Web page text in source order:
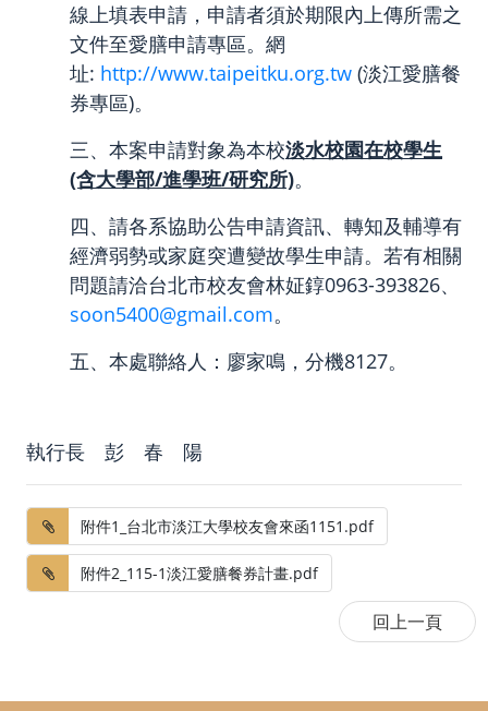
線上填表申請，申請者須於期限內上傳所需之
文件至愛膳申請專區。網
址: http://www.taipeitku.org.tw (淡江愛膳餐
券專區)。
三、本案申請對象為本校淡水校園在校學生
(含大學部/進學班/研究所)。
四、請各系協助公告申請資訊、轉知及輔導有
經濟弱勢或家庭突遭變故學生申請。若有相關
問題請洽台北市校友會林姃錞0963-393826、
soon5400@gmail.com。
五、本處聯絡人：廖家鳴，分機8127。
執行長 彭 春 陽
附件1_台北市淡江大學校友會來函1151.pdf
附件2_115-1淡江愛膳餐券計畫.pdf